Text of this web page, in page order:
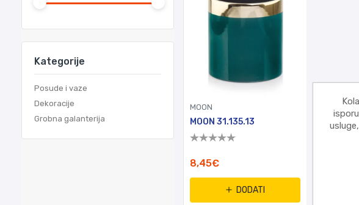
Kategorije
Posude i vaze
Dekoracije
Grobna galanterija
MOON
MOON 31.135.13
8,45€
DODATI